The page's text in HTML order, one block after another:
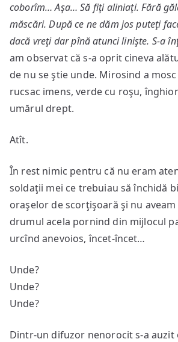
coborîm… Aşa… Să fiţi aliniaţi. Fără
măscări. După ce ne dăm jos puteţi
dacă vreţi dar pînă atunci linişte. S-a
am observat că s-a oprit cineva
de nu se ştie unde. Mirosind a
rucsac imens, verde cu roşu,
umărul drept.
Atît.
În rest nimic pentru că nu eram
soldaţii mei ce trebuiau să închidă
oraşelor de scorţişoară şi nu
drumul acela pornind din mijlocul
urcînd anevoios, încet-încet…
Unde?
Unde?
Unde?
Dintr-un difuzor nenorocit s-a auzit